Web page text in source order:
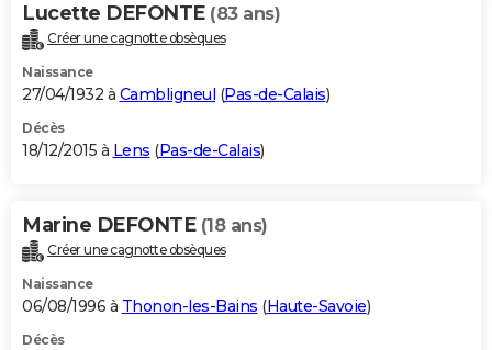
Lucette DEFONTE (83 ans)
Créer une cagnotte obsèques
Naissance
27/04/1932 à Cambligneul (Pas-de-Calais)
Décès
18/12/2015 à Lens (Pas-de-Calais)
Marine DEFONTE (18 ans)
Créer une cagnotte obsèques
Naissance
06/08/1996 à Thonon-les-Bains (Haute-Savoie)
Décès